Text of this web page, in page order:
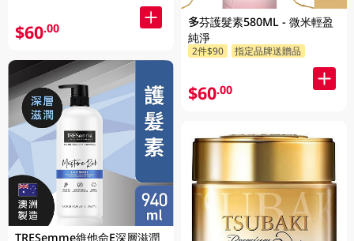
$60.00
TRESemme維他命E深層滋潤
多芬護髮素580ML - 微米輕盈
純淨
2件$90 指定品牌送贈品
$60.00